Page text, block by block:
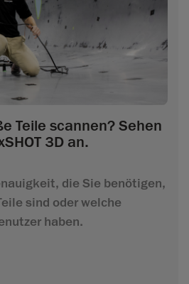
Teile scannen? Sehen
3D an.
die Sie benötigen,
sind oder welche
haben.